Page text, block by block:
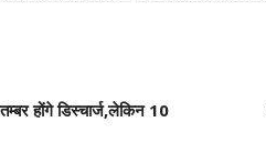
होंगे डिस्चार्ज,लेकिन 10